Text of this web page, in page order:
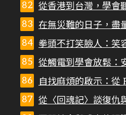
從香港到台灣，學會
在無災難的日子，盡
拳頭不打笑臉人：笑
從觸電到學會放鬆：
自找麻煩的啟示：從
從〈回魂記〉談復仇